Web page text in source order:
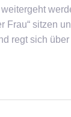
sitzen
regt sich über